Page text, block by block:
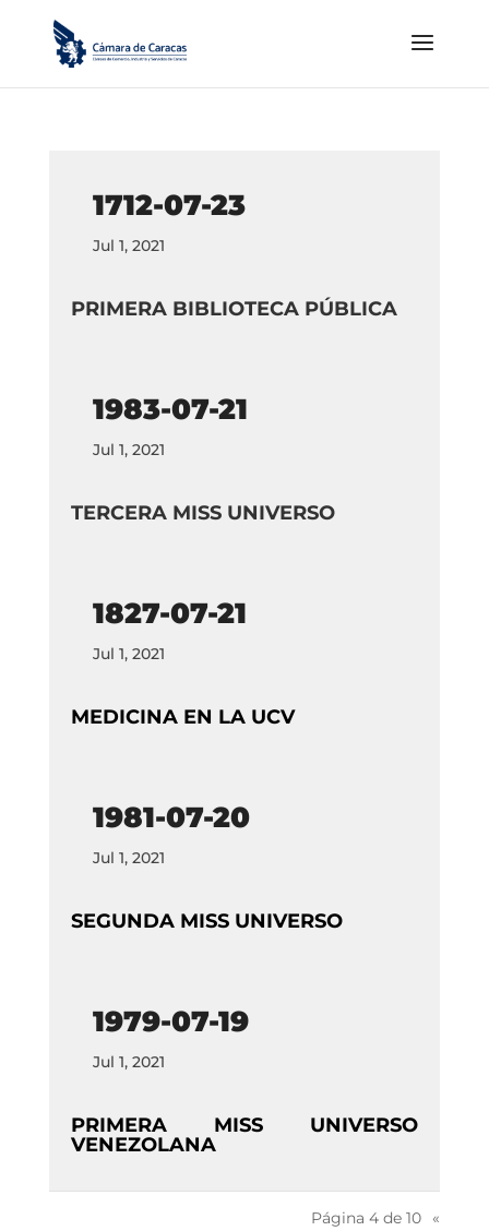
1712-07-23
Jul 1, 2021
PRIMERA BIBLIOTECA PÚBLICA
1983-07-21
Jul 1, 2021
TERCERA MISS UNIVERSO
1827-07-21
Jul 1, 2021
MEDICINA EN LA UCV
1981-07-20
Jul 1, 2021
SEGUNDA MISS UNIVERSO
1979-07-19
Jul 1, 2021
PRIMERA MISS UNIVERSO
VENEZOLANA
Página 4 de 10
«